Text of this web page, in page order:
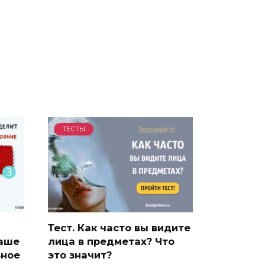
ТЕСТЫ
Тест. Как часто вы видите
лица в предметах? Что
это значит?